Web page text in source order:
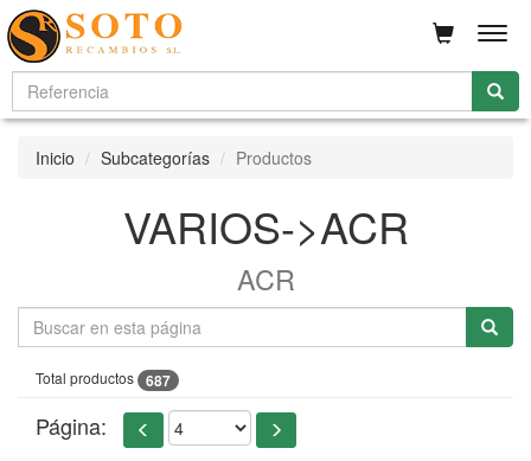
Inicio Subcategorías Productos
VARIOS->ACR
ACR
Total productos 687
Página: